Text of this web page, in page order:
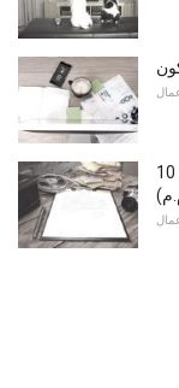
10 خطوات لتأسيس شركة ذات مسؤولية محدودة